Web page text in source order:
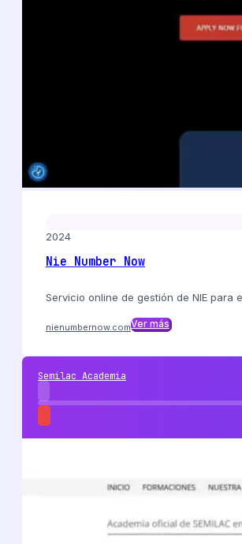
2024
Nie Number Now
Servicio online de gestión de NIE para
nienumbernow.comVer más
Semilac Academia